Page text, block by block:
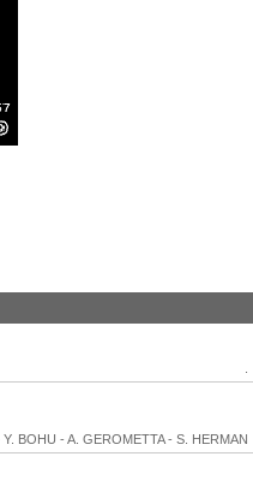
Y. BOHU - A. GEROMETTA- S. HERMAN